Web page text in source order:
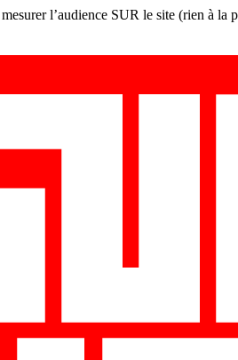
l’audience SUR le site (rien à la